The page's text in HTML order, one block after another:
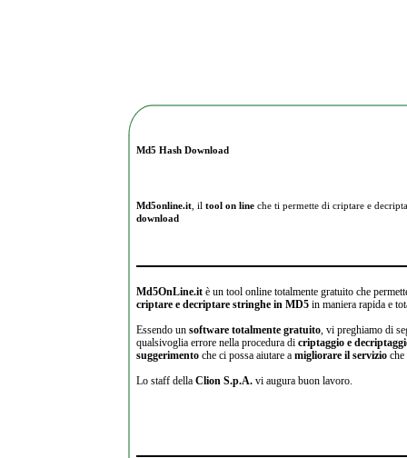
Md5 Hash Download
Md5online.it, il tool on lineche ti permette di criptare e
download
Md5OnLine.itè un tool online totalmente gratuito che
criptare e decriptare stringhe in MD5in maniera rapida e
Essendo un software totalmente gratuito, vi preghiamo di
qualsivoglia errore nella procedura di criptaggio e
suggerimentoche ci possa aiutare a migliorare il servizioche
Lo staff della Clion S.p.A.vi augura buon lavoro.